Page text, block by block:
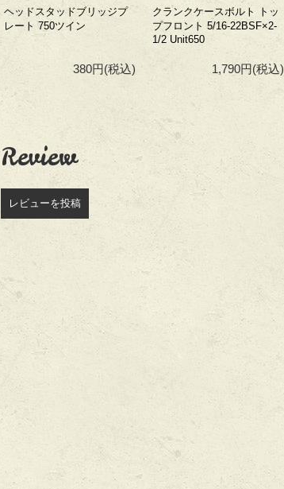
ヘッドスタッドブリッジプ
レート 750ツイン
380円(税込)
クランクケースボルト トッ
プフロント 5/16-22BSF×2-
1/2 Unit650
1,790円(税込)
Review
レビューを投稿